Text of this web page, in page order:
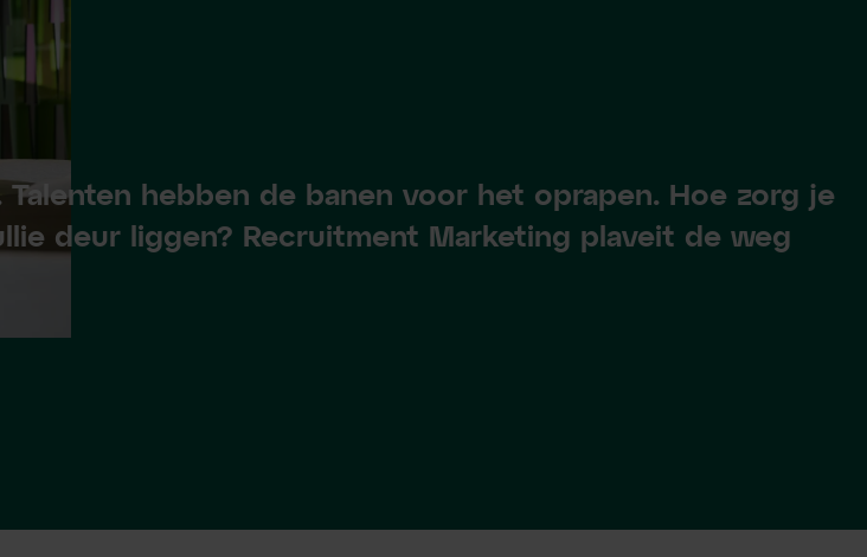
hebben de banen voor het oprapen. Hoe zorg je
deur liggen? Recruitment Marketing plaveit de weg